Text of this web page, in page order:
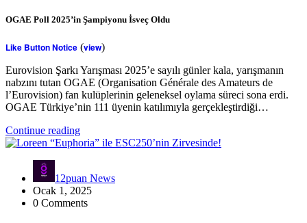
OGAE Poll 2025’in Şampiyonu İsveç Oldu
Like Button Notice (view)
Eurovision Şarkı Yarışması 2025’e sayılı günler kala, yarışmanın
nabzını tutan OGAE (Organisation Générale des Amateurs de
l’Eurovision) fan kulüplerinin geleneksel oylama süreci sona erdi.
OGAE Türkiye’nin 111 üyenin katılımıyla gerçekleştirdiği…
Continue reading
12puan News
Ocak 1, 2025
0 Comments